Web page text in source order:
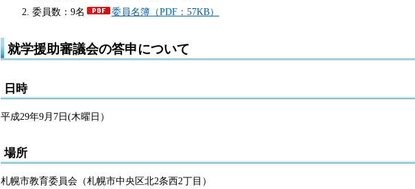
委員数：9名
委員名簿（PDF：57KB）
就学援助審議会の答申について
日時
平成29年9月7日(木曜日）
場所
札幌市教育委員会（札幌市中央区北2条西2丁目）